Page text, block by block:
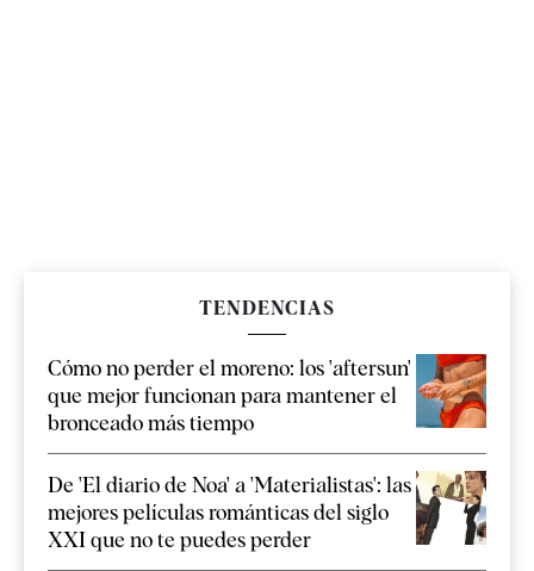
TENDENCIAS
Cómo no perder el moreno: los 'aftersun'
que mejor funcionan para mantener el
bronceado más tiempo
De 'El diario de Noa' a 'Materialistas': las
mejores películas románticas del siglo
XXI que no te puedes perder